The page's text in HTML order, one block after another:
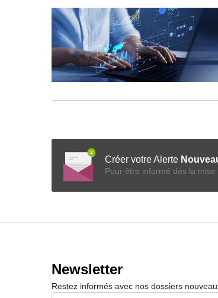
Créer votre Alerte
Pour être informé dès la
Newsletter
Restez informés avec nos dossiers